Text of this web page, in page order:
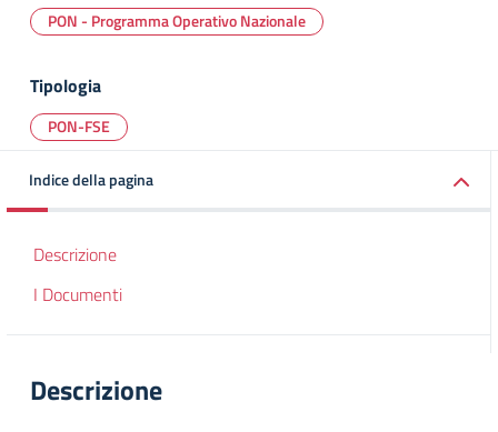
PON - Programma Operativo Nazionale
Tipologia
PON-FSE
Indice della pagina
Descrizione
I Documenti
Descrizione